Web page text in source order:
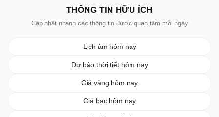
THÔNG TIN HỮU ÍCH
Cập nhật nhanh các thông tin được quan tâm mỗi ngày
Lịch âm hôm nay
Dự báo thời tiết hôm nay
Giá vàng hôm nay
Giá bạc hôm nay